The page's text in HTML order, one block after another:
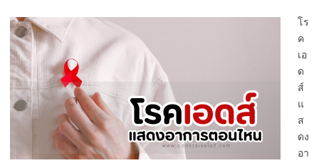
โร
ค
เอ
ด
ส์
แ
ส
ดง
อา